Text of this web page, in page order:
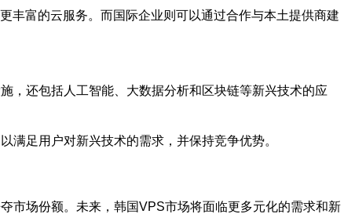
丰富的云服务。而国际企业则可以通过合作与本土提供商建
，还包括人工智能、大数据分析和区块链等新兴技术的应
满足用户对新兴技术的需求，并保持竞争优势。
市场份额。未来，韩国VPS市场将面临更多元化的需求和新